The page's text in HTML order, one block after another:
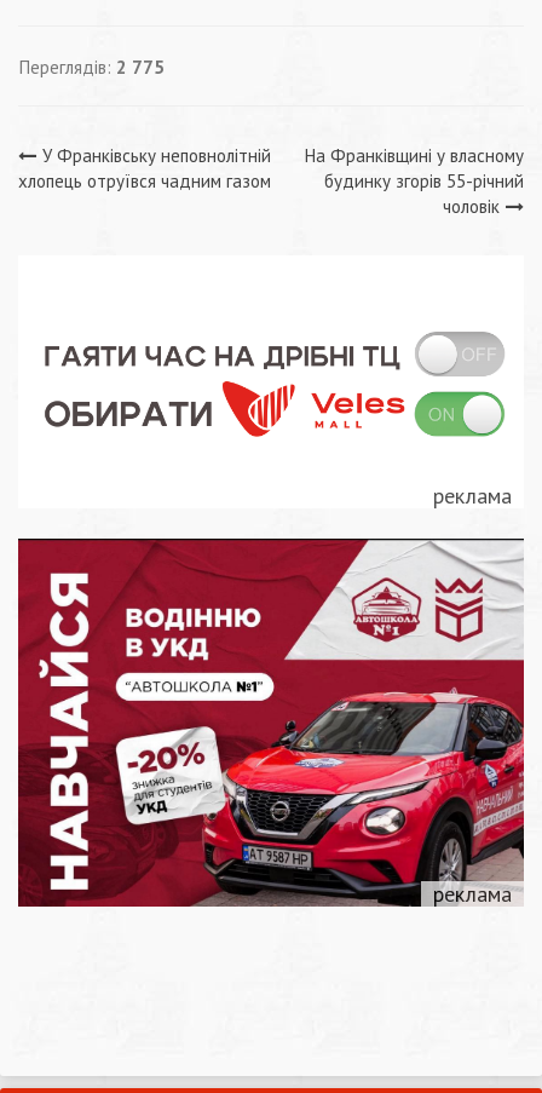
Переглядів: 2 775
Навігація
У Франківську неповнолітній
хлопець отруївся чадним газом
На Франківщині у власному
будинку згорів 55-річний
чоловік